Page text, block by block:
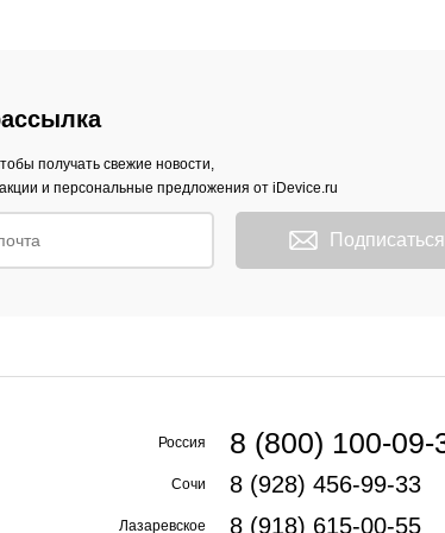
получать свежие новости,
и персональные предложения от iDevice.ru
Подписаться
Россия 8 (800) 100-09-
Сочи 8 (928) 456-99-33
Лазаревское 8 (918) 615-00-55